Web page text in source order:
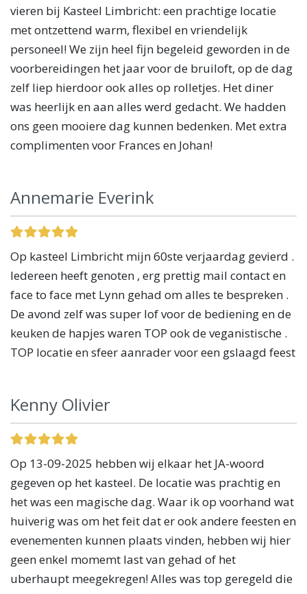
vieren bij Kasteel Limbricht: een prachtige locatie
met ontzettend warm, flexibel en vriendelijk
personeel! We zijn heel fijn begeleid geworden in de
voorbereidingen het jaar voor de bruiloft, op de dag
zelf liep hierdoor ook alles op rolletjes. Het diner
was heerlijk en aan alles werd gedacht. We hadden
ons geen mooiere dag kunnen bedenken. Met extra
complimenten voor Frances en Johan!
Annemarie Everink
Op kasteel Limbricht mijn 60ste verjaardag gevierd .
Iedereen heeft genoten , erg prettig mail contact en
face to face met Lynn gehad om alles te bespreken .
De avond zelf was super lof voor de bediening en de
keuken de hapjes waren TOP ook de veganistische .
TOP locatie en sfeer aanrader voor een gslaagd feest
Kenny Olivier
Op 13-09-2025 hebben wij elkaar het JA-woord
gegeven op het kasteel. De locatie was prachtig en
het was een magische dag. Waar ik op voorhand wat
huiverig was om het feit dat er ook andere feesten en
evenementen kunnen plaats vinden, hebben wij hier
geen enkel momemt last van gehad of het
uberhaupt meegekregen! Alles was top geregeld die